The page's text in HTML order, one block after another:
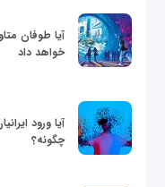
آیا طوفان
خواهد داد
آیا ورود
چگونه؟